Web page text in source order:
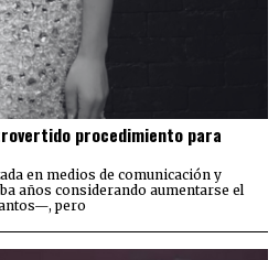
procedimiento para
en medios de comunicación y
años considerando aumentarse el
pero